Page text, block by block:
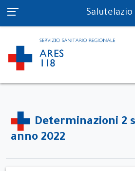
PS in tempo reale Salutelazio
Determinazioni 2
anno 2022